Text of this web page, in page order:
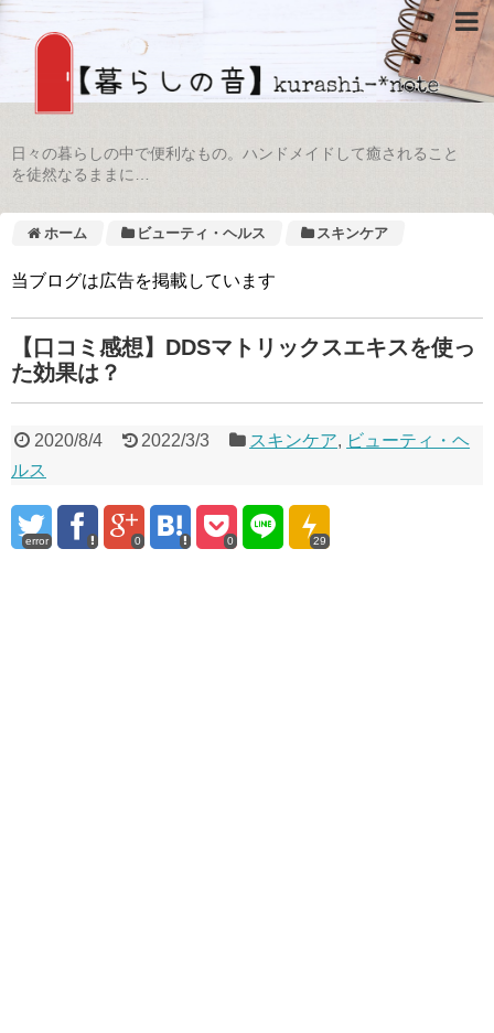
日々の暮らしの中で便利なもの。ハンドメイドして癒されること
を徒然なるままに…
ホーム ビューティ・ヘルス スキンケア
当ブログは広告を掲載しています
【口コミ感想】DDSマトリックスエキスを使っ
た効果は？
2020/8/4 2022/3/3 スキンケア, ビューティ・ヘ
ルス
error 0 0 29